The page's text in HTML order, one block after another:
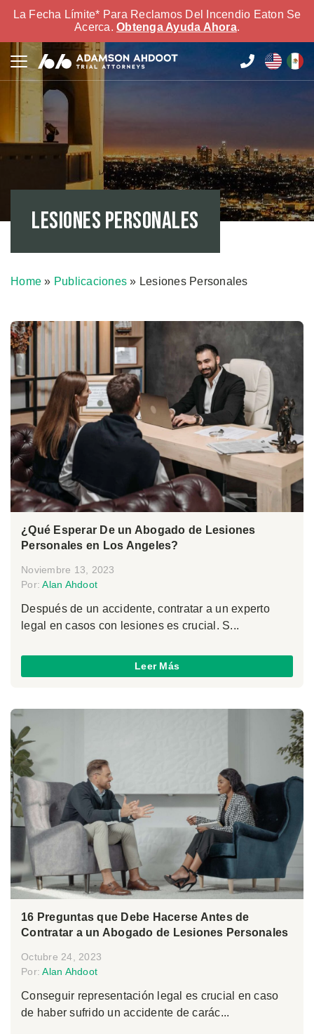
La Fecha Límite* Para Reclamos Del Incendio Eaton Se
Acerca. Obtenga Ayuda Ahora.
Lesiones Personales
Home » Publicaciones » Lesiones Personales
¿Qué Esperar De un Abogado de Lesiones
Personales en Los Angeles?
Noviembre 13, 2023
Por:Alan Ahdoot
Después de un accidente, contratar a un experto
legal en casos con lesiones es crucial. S...
Leer Más
16 Preguntas que Debe Hacerse Antes de
Contratar a un Abogado de Lesiones Personales
Octubre 24, 2023
Por:Alan Ahdoot
Conseguir representación legal es crucial en caso
de haber sufrido un accidente de carác...